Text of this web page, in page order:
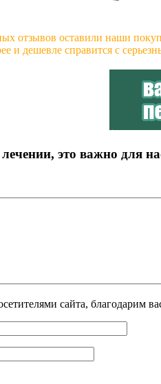
отзывов оставили наши
и дешевле справится с
это важно для
сайта, благодарим